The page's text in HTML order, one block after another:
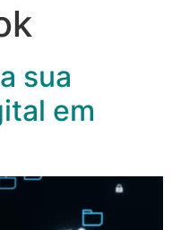
sua
em